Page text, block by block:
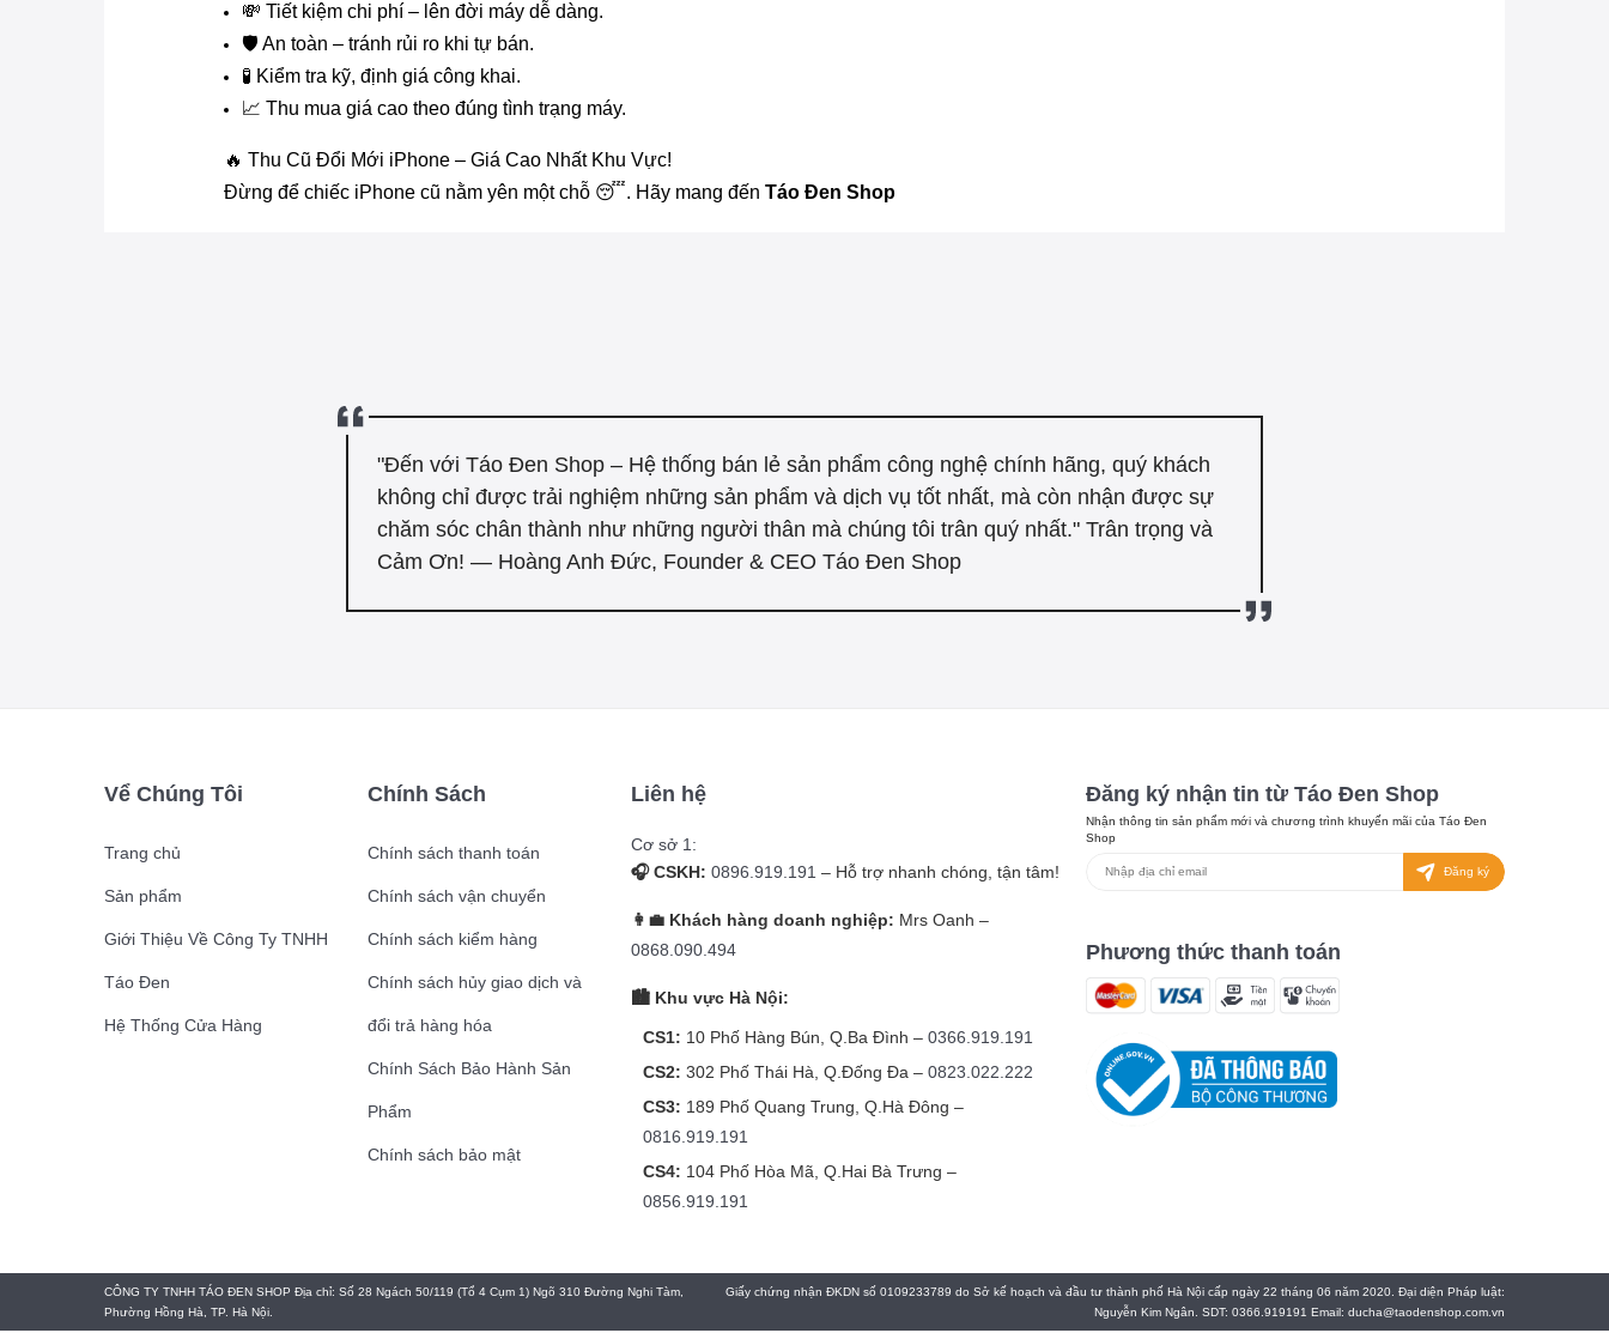
💸 Tiết kiệm chi phí – lên đời máy dễ dàng.
🛡 An toàn – tránh rủi ro khi tự bán.
🧪 Kiểm tra kỹ, định giá công khai.
📈 Thu mua giá cao theo đúng tình trạng máy.
🔥 Thu Cũ Đổi Mới iPhone – Giá Cao Nhất Khu Vực!
Đừng để chiếc iPhone cũ nằm yên một chỗ 😴. Hãy mang đến Táo Đen Shop
"Đến với Táo Đen Shop – Hệ thống bán lẻ sản phẩm công nghệ chính hãng, quý khách
không chỉ được trải nghiệm những sản phẩm và dịch vụ tốt nhất, mà còn nhận được sự
chăm sóc chân thành như những người thân mà chúng tôi trân quý nhất." Trân trọng và
Cảm Ơn! — Hoàng Anh Đức, Founder & CEO Táo Đen Shop
Vể Chúng Tôi
Trang chủ
Sản phẩm
Giới Thiệu Về Công Ty TNHH
Táo Đen
Hệ Thống Cửa Hàng
Chính Sách
Chính sách thanh toán
Chính sách vận chuyển
Chính sách kiểm hàng
Chính sách hủy giao dịch và
đổi trả hàng hóa
Chính Sách Bảo Hành Sản
Phẩm
Chính sách bảo mật
Liên hệ
Cơ sở 1:
🎧 CSKH: 0896.919.191 – Hỗ trợ nhanh chóng, tận tâm!
👩‍💼 Khách hàng doanh nghiệp: Mrs Oanh –
0868.090.494
🏙️ Khu vực Hà Nội:
CS1: 10 Phố Hàng Bún, Q.Ba Đình – 0366.919.191
CS2: 302 Phố Thái Hà, Q.Đống Đa – 0823.022.222
CS3: 189 Phố Quang Trung, Q.Hà Đông –
0816.919.191
CS4: 104 Phố Hòa Mã, Q.Hai Bà Trưng –
0856.919.191
Đăng ký nhận tin từ Táo Đen Shop
Nhận thông tin sản phẩm mới và chương trình khuyến mãi của Táo Đen
Shop
Đăng ký
Phương thức thanh toán
CÔNG TY TNHH TÁO ĐEN SHOP Địa chỉ: Số 28 Ngách 50/119 (Tổ 4 Cụm 1) Ngõ 310 Đường Nghi Tàm,
Phường Hồng Hà, TP. Hà Nội.
Giấy chứng nhận ĐKDN số 0109233789 do Sở kế hoạch và đầu tư thành phố Hà Nội cấp ngày 22 tháng 06 năm 2020. Đại diện Pháp luật:
Nguyễn Kim Ngân. SDT: 0366.919191 Email: ducha@taodenshop.com.vn